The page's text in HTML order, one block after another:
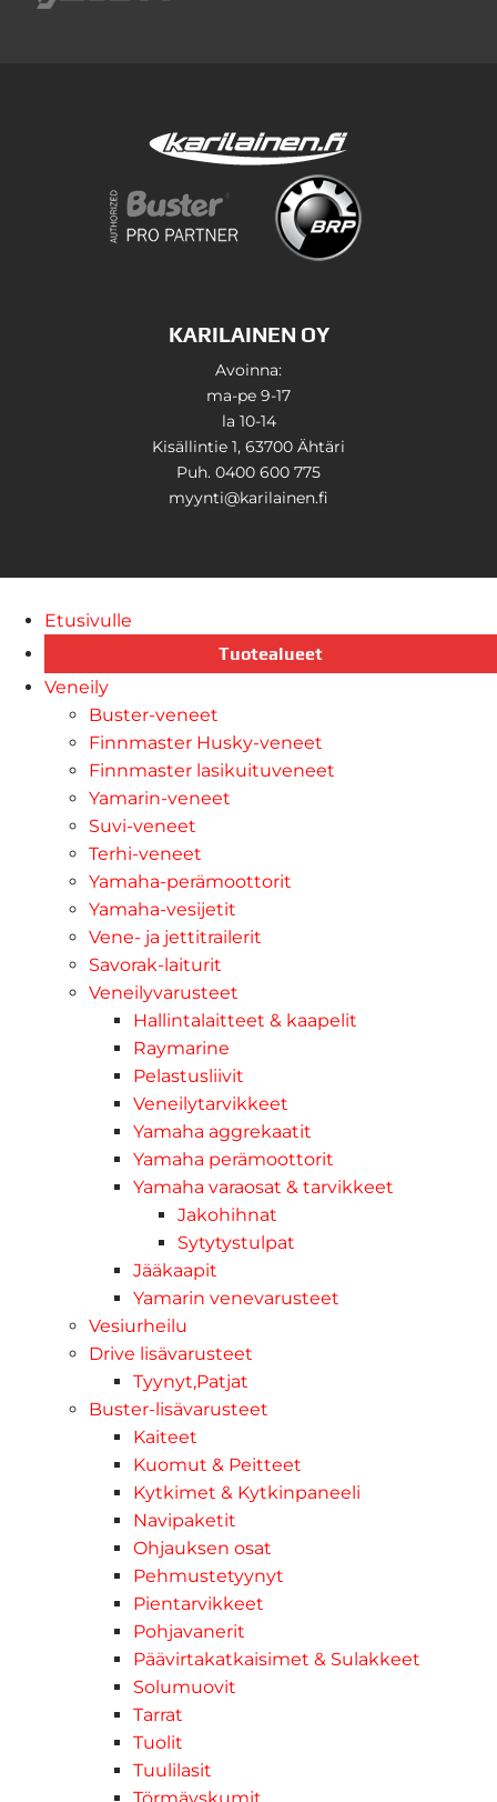
KARILAINEN OY
Avoinna:
ma-pe 9-17
la 10-14
Kisällintie 1, 63700 Ähtäri
Puh. 0400 600 775
myynti@karilainen.fi
Etusivulle
Tuotealueet
Veneily
Buster-veneet
Finnmaster Husky-veneet
Finnmaster lasikuituveneet
Yamarin-veneet
Suvi-veneet
Terhi-veneet
Yamaha-perämoottorit
Yamaha-vesijetit
Vene- ja jettitrailerit
Savorak-laiturit
Veneilyvarusteet
Hallintalaitteet & kaapelit
Raymarine
Pelastusliivit
Veneilytarvikkeet
Yamaha aggrekaatit
Yamaha perämoottorit
Yamaha varaosat & tarvikkeet
Jakohihnat
Sytytystulpat
Jääkaapit
Yamarin venevarusteet
Vesiurheilu
Drive lisävarusteet
Tyynyt,Patjat
Buster-lisävarusteet
Kaiteet
Kuomut & Peitteet
Kytkimet & Kytkinpaneeli
Navipaketit
Ohjauksen osat
Pehmustetyynyt
Pientarvikkeet
Pohjavanerit
Päävirtakatkaisimet & Sulakkeet
Solumuovit
Tarrat
Tuolit
Tuulilasit